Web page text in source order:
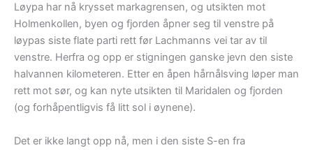
Løypa har nå krysset markagrensen, og utsikten mot
Holmenkollen, byen og fjorden åpner seg til venstre på
løypas siste flate parti rett før Lachmanns vei tar av til
venstre. Herfra og opp er stigningen ganske jevn den siste
halvannen kilometeren. Etter en åpen hårnålsving løper man
rett mot sør, og kan nyte utsikten til Maridalen og fjorden
(og forhåpentligvis få litt sol i øynene).
Det er ikke langt opp nå, men i den siste S-en fra